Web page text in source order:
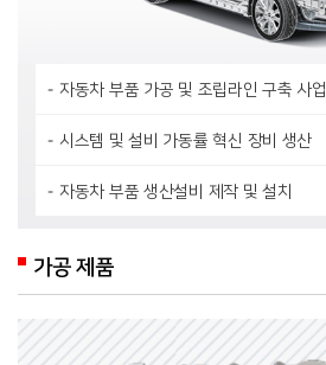
자동차 부품 가공 및 조립라인 구축 사업
시스템 및 설비 가동률 혁신 장비 생산
자동차 부품 생산설비 제작 및 설치
가공 제품